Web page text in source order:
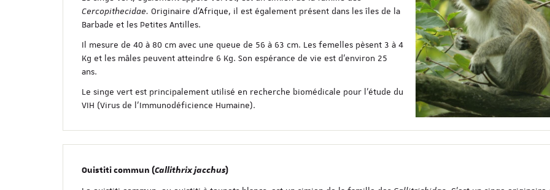
Cercopithecidae. Originaire d’Afrique, il est également présent dans les îles de la
Barbade et les Petites Antilles.
Il mesure de 40 à 80 cm avec une queue de 56 à 63 cm. Les femelles pèsent 3 à 4
Kg et les mâles peuvent atteindre 6 Kg. Son espérance de vie est d’environ 25
ans.
Le singe vert est principalement utilisé en recherche biomédicale pour l’étude du
VIH (Virus de l’Immunodéficience Humaine).
Ouistiti commun (Callithrix jacchus)